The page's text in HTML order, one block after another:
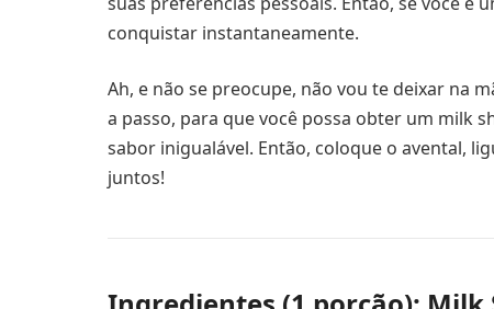
conquistar instantaneamente.
Ah, e não se preocupe, não vou te deixar na
a passo, para que você possa obter um milk
sabor inigualável. Então, coloque o avental,
juntos!